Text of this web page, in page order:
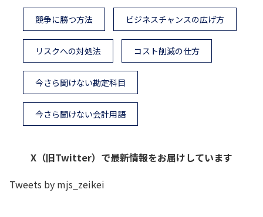
競争に勝つ方法 ビジネスチャンスの広げ方
リスクへの対処法 コスト削減の仕方
今さら聞けない勘定科目
今さら聞けない会計用語
X（旧Twitter）で最新情報をお届けしています
Tweets by mjs_zeikei